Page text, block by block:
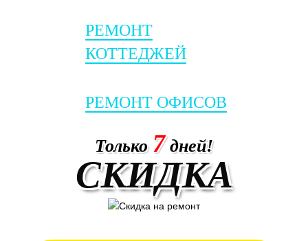
РЕМОНТ
КОТТЕДЖЕЙ
РЕМОНТ ОФИСОВ
Только 7дней!
СКИДКА